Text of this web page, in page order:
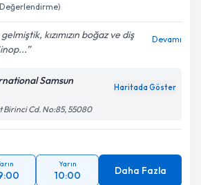
Değerlendirme)
kızımızın boğaz ve diş
Devamı
Samsun
Haritada Göster
Birinci Cd. No:85, 55080
Yarın
10:00 Daha Fazla